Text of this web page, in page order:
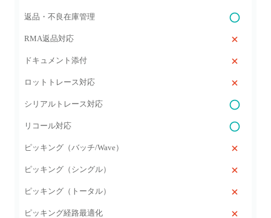
返品・不良在庫管理
RMA返品対応
ドキュメント添付
ロットトレース対応
シリアルトレース対応
リコール対応
ピッキング（バッチ/Wave）
ピッキング（シングル）
ピッキング（トータル）
ピッキング経路最適化